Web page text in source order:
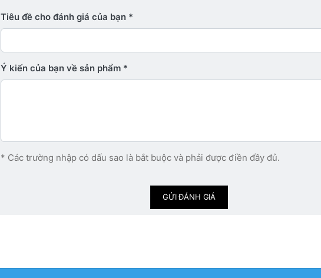
Tiêu đề cho đánh giá của bạn
Ý kiến ​​của bạn về sản phẩm
* Các trường nhập có dấu sao là bắt buộc và phải được điền đầy đủ.
GỬI ĐÁNH GIÁ